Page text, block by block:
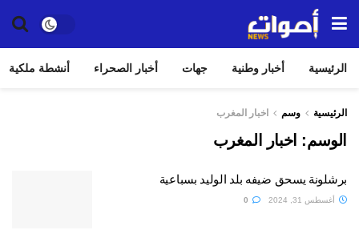
الرئيسية أخبار وطنية جهات أخبار الصحراء أنشطة ملكية
الرئيسية وسم اخبار المغرب
الوسم: اخبار المغرب
برشلونة يسحق ضيفه بلد الوليد بسباعية
أغسطس 31, 2024